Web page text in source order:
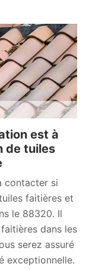
est à
de tuiles
contacter si
faitières et
le 88320. Il
dans les
serez assuré
exceptionnelle.